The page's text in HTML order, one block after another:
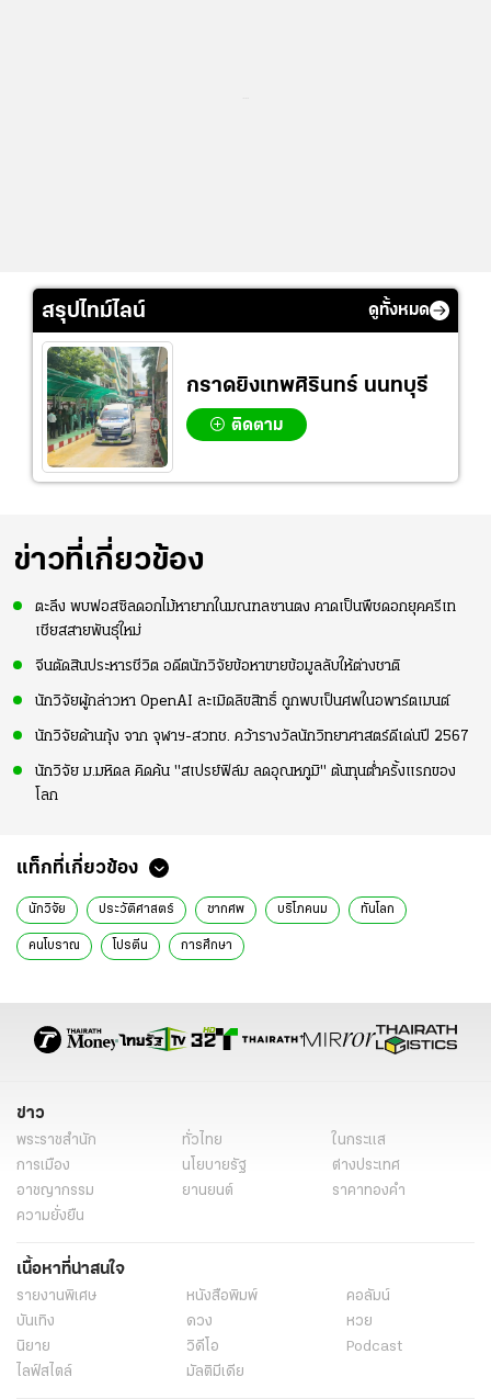
สรุปไทม์ไลน์ ดูทั้งหมด
กราดยิงเทพศิรินทร์ นนทบุรี
ติดตาม
ข่าวที่เกี่ยวข้อง
ตะลึง พบฟอสซิลดอกไม้หายากในมณฑลซานตง คาดเป็นพืชดอกยุคครีเท
เชียสสายพันธุ์ใหม่
จีนตัดสินประหารชีวิต อดีตนักวิจัยข้อหาขายข้อมูลลับให้ต่างชาติ
นักวิจัยผู้กล่าวหา OpenAI ละเมิดลิขสิทธิ์ ถูกพบเป็นศพในอพาร์ตเมนต์
นักวิจัยด้านกุ้ง จาก จุฬาฯ-สวทช. คว้ารางวัลนักวิทยาศาสตร์ดีเด่นปี 2567
นักวิจัย ม.มหิดล คิดค้น "สเปรย์ฟิล์ม ลดอุณหภูมิ" ต้นทุนต่ำครั้งแรกของ
โลก
แท็กที่เกี่ยวข้อง
นักวิจัย ประวัติศาสตร์ ซากศพ บริโภคนม ทันโลก
คนโบราณ โปรตีน การศึกษา
ข่าว
พระราชสำนัก ทั่วไทย
ในกระแส
การเมือง
นโยบายรัฐ
ต่างประเทศ
อาชญากรรม
ยานยนต์
ราคาทองคำ
ความยั่งยืน
เนื้อหาที่น่าสนใจ
รายงานพิเศษ หนังสือพิมพ์
คอลัมน์
บันเทิง
ดวง
หวย
นิยาย
วิดีโอ
Podcast
ไลฟ์สไตล์
มัลติมีเดีย